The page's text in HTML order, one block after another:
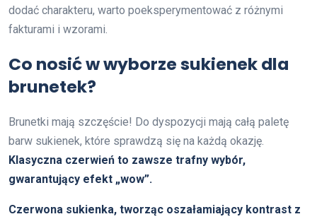
dodać charakteru, warto poeksperymentować z różnymi
fakturami i wzorami.
Co nosić w wyborze sukienek dla
brunetek?
Brunetki mają szczęście! Do dyspozycji mają całą paletę
barw sukienek, które sprawdzą się na każdą okazję.
Klasyczna czerwień to zawsze trafny wybór,
gwarantujący efekt „wow”.
Czerwona sukienka, tworząc oszałamiający kontrast z